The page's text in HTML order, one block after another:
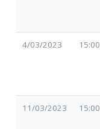
4/03/2023 15:00
11/03/2023 15:00